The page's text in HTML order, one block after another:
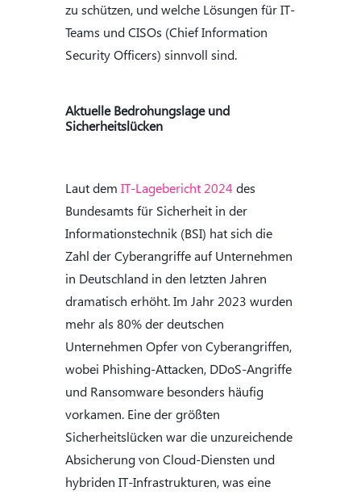
zu schützen, und welche Lösungen für IT-
Teams und CISOs (Chief Information
Security Officers) sinnvoll sind.
Aktuelle Bedrohungslage und
Sicherheitslücken
Laut dem IT-Lagebericht 2024 des
Bundesamts für Sicherheit in der
Informationstechnik (BSI) hat sich die
Zahl der Cyberangriffe auf Unternehmen
in Deutschland in den letzten Jahren
dramatisch erhöht. Im Jahr 2023 wurden
mehr als 80% der deutschen
Unternehmen Opfer von Cyberangriffen,
wobei Phishing-Attacken, DDoS-Angriffe
und Ransomware besonders häufig
vorkamen. Eine der größten
Sicherheitslücken war die unzureichende
Absicherung von Cloud-Diensten und
hybriden IT-Infrastrukturen, was eine